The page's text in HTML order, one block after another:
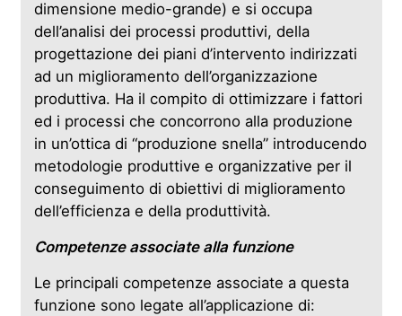
dimensione medio-grande) e si occupa
dell’analisi dei processi produttivi, della
progettazione dei piani d’intervento indirizzati
ad un miglioramento dell’organizzazione
produttiva. Ha il compito di ottimizzare i fattori
ed i processi che concorrono alla produzione
in un’ottica di “produzione snella” introducendo
metodologie produttive e organizzative per il
conseguimento di obiettivi di miglioramento
dell’efficienza e della produttività.
Competenze associate alla funzione
Le principali competenze associate a questa
funzione sono legate all’applicazione di: